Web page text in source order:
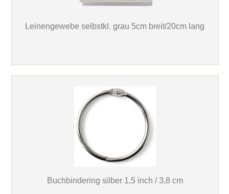
Leinengewebe selbstkl. grau 5cm breit/20cm lang
Buchbindering silber 1,5 inch / 3,8 cm